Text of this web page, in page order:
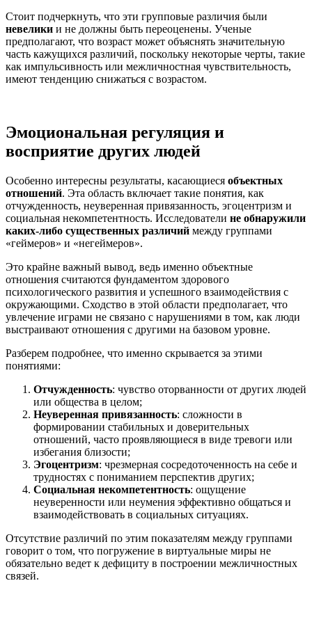
Стоит подчеркнуть, что эти групповые различия были
невелики и не должны быть переоценены. Ученые
предполагают, что возраст может объяснять значительную
часть кажущихся различий, поскольку некоторые черты, такие
как импульсивность или межличностная чувствительность,
имеют тенденцию снижаться с возрастом.
Эмоциональная регуляция и
восприятие других людей
Особенно интересны результаты, касающиеся объектных
отношений. Эта область включает такие понятия, как
отчужденность, неуверенная привязанность, эгоцентризм и
социальная некомпетентность. Исследователи не обнаружили
каких-либо существенных различий между группами
«геймеров» и «негеймеров».
Это крайне важный вывод, ведь именно объектные
отношения считаются фундаментом здорового
психологического развития и успешного взаимодействия с
окружающими. Сходство в этой области предполагает, что
увлечение играми не связано с нарушениями в том, как люди
выстраивают отношения с другими на базовом уровне.
Разберем подробнее, что именно скрывается за этими
понятиями:
Отчужденность: чувство оторванности от других людей
или общества в целом;
Неуверенная привязанность: сложности в
формировании стабильных и доверительных
отношений, часто проявляющиеся в виде тревоги или
избегания близости;
Эгоцентризм: чрезмерная сосредоточенность на себе и
трудностях с пониманием перспектив других;
Социальная некомпетентность: ощущение
неуверенности или неумения эффективно общаться и
взаимодействовать в социальных ситуациях.
Отсутствие различий по этим показателям между группами
говорит о том, что погружение в виртуальные миры не
обязательно ведет к дефициту в построении межличностных
связей.